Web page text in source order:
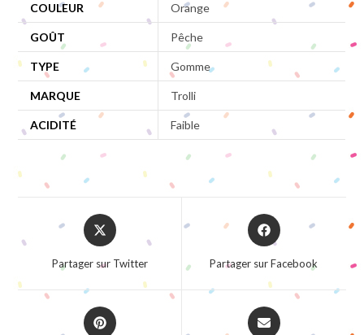
COULEUR Orange
GOÛT Pêche
TYPE Gomme
MARQUE Trolli
ACIDITÉ Faible
Opens
in
new
window
Partager sur Twitter
Opens
in
window
Partager sur Facebook
Opens
in
Opens
in